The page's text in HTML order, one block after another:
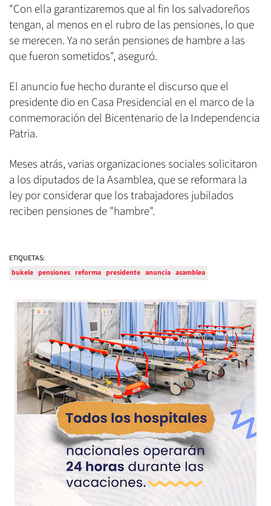
"Con ella garantizaremos que al fin los salvadoreños
tengan, al menos en el rubro de las pensiones, lo que
se merecen. Ya no serán pensiones de hambre a las
que fueron sometidos", aseguró.
El anuncio fue hecho durante el discurso que el
presidente dio en Casa Presidencial en el marco de la
conmemoración del Bicentenario de la Independencia
Patria.
Meses atrás, varias organizaciones sociales solicitaron
a los diputados de la Asamblea, que se reformara la
ley por considerar que los trabajadores jubilados
reciben pensiones de "hambre".
ETIQUETAS:
bukele pensiones reforma presidente anuncia asamblea